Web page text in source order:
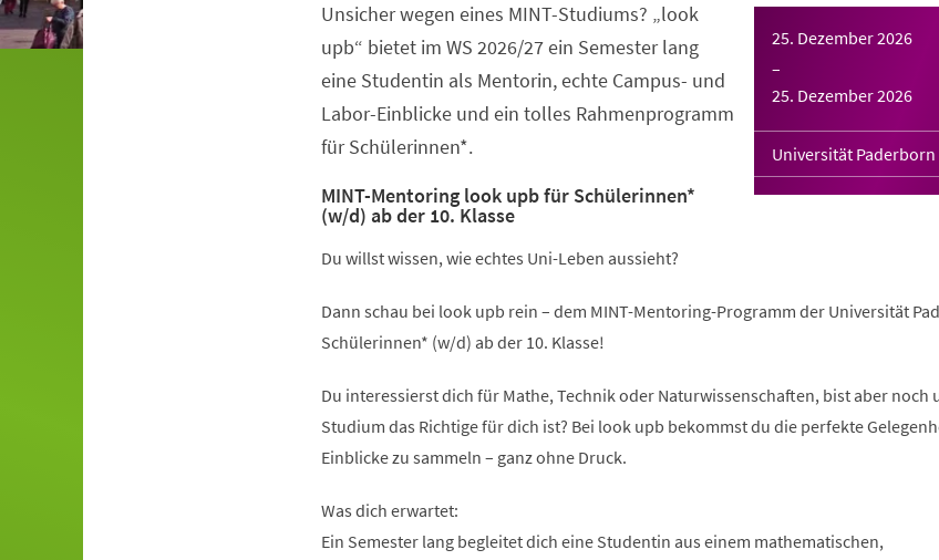
25. Dezember 2026
–
25. Dezember 2026
Universität Paderborn
Unsicher wegen eines MINT-Studiums? „look
upb“ bietet im WS 2026/27 ein Semester lang
eine Studentin als Mentorin, echte Campus- und
Labor-Einblicke und ein tolles Rahmenprogramm
für Schülerinnen*.
MINT-Mentoring look upb für Schülerinnen*
(w/d) ab der 10. Klasse
Du willst wissen, wie echtes Uni-Leben aussieht?
Dann schau bei look upb rein – dem MINT-Mentoring-Programm der Universität
Schülerinnen* (w/d) ab der 10. Klasse!
Du interessierst dich für Mathe, Technik oder Naturwissenschaften, bist aber noch
Studium das Richtige für dich ist? Bei look upb bekommst du die perfekte
Einblicke zu sammeln – ganz ohne Druck.
Was dich erwartet:
Ein Semester lang begleitet dich eine Studentin aus einem mathematischen,